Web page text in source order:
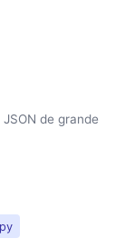
de grande